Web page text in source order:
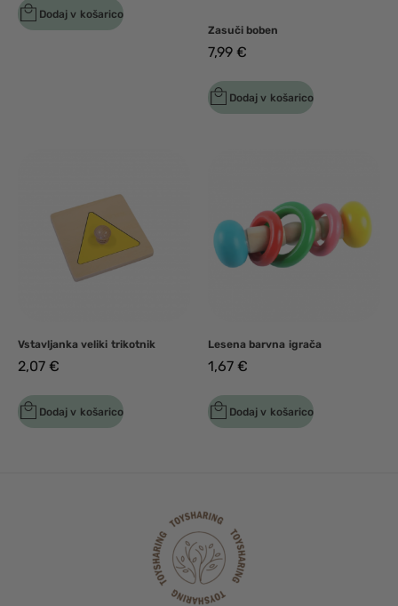
Dodaj v košarico
Zasuči boben
7,99€
Dodaj v košarico
Vstavljanka veliki trikotnik
2,07€
Dodaj v košarico
Lesena barvna igrača
1,67€
Dodaj v košarico